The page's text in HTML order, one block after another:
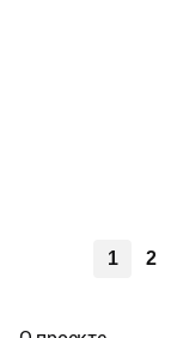
1 2